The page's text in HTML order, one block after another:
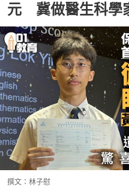
元 冀做醫生科學
撰文： 林子慰